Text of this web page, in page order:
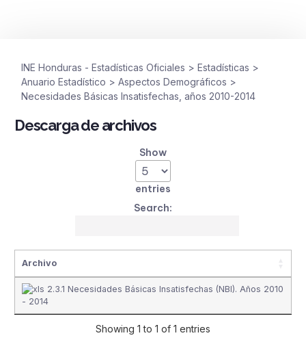
INE Honduras - Estadísticas Oficiales > Estadísticas >
Anuario Estadístico > Aspectos Demográficos >
Necesidades Básicas Insatisfechas, años 2010-2014
Descarga de archivos
Show
entries
Search:
Archivo
2.3.1 Necesidades Básicas Insatisfechas (NBI). Años 2010
- 2014
Showing 1 to 1 of 1 entries